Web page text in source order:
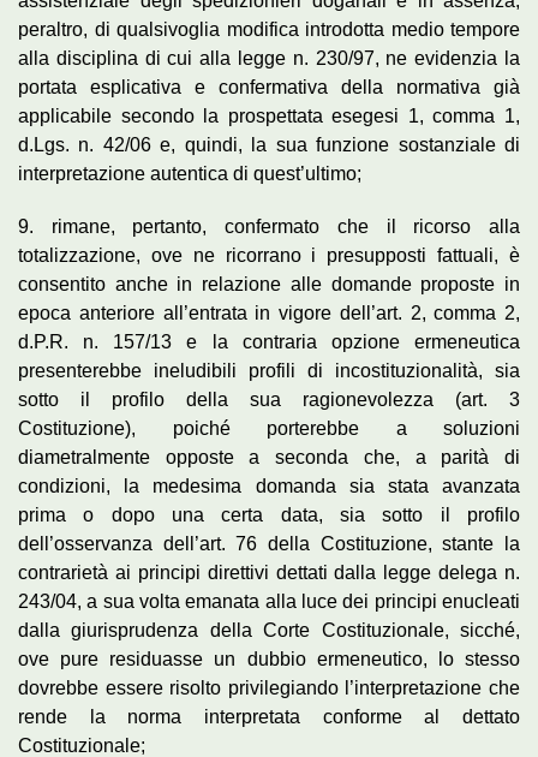
peraltro, di qualsivoglia modifica introdotta medio tempore
alla disciplina di cui alla legge n. 230/97, ne evidenzia la
portata esplicativa e confermativa della normativa già
applicabile secondo la prospettata esegesi 1, comma 1,
d.Lgs. n. 42/06 e, quindi, la sua funzione sostanziale di
interpretazione autentica di quest’ultimo;
9. rimane, pertanto, confermato che il ricorso alla
totalizzazione, ove ne ricorrano i presupposti fattuali, è
consentito anche in relazione alle domande proposte in
epoca anteriore all’entrata in vigore dell’art. 2, comma 2,
d.P.R. n. 157/13 e la contraria opzione ermeneutica
presenterebbe ineludibili profili di incostituzionalità, sia
sotto il profilo della sua ragionevolezza (art. 3
Costituzione), poiché porterebbe a soluzioni
diametralmente opposte a seconda che, a parità di
condizioni, la medesima domanda sia stata avanzata
prima o dopo una certa data, sia sotto il profilo
dell’osservanza dell’art. 76 della Costituzione, stante la
contrarietà ai principi direttivi dettati dalla legge delega n.
243/04, a sua volta emanata alla luce dei principi enucleati
dalla giurisprudenza della Corte Costituzionale, sicché,
ove pure residuasse un dubbio ermeneutico, lo stesso
dovrebbe essere risolto privilegiando l’interpretazione che
rende la norma interpretata conforme al dettato
Costituzionale;